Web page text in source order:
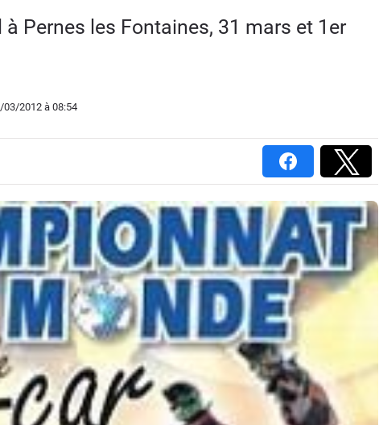
Pernes les Fontaines, 31 mars et 1er
03/2012à 08:54